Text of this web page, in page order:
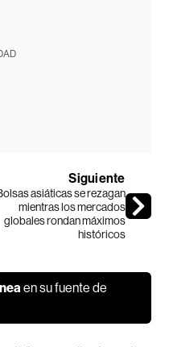
Siguiente
asiáticas se rezagan
mientras los mercados
globales rondan máximos
históricos
en su fuente de